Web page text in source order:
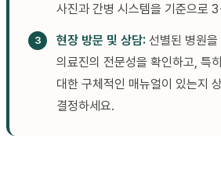
사진과 간병 시스템을 기준으로
현장 방문 및 상담: 선별된 병원을
의료진의 전문성을 확인하고, 특
대한 구체적인 매뉴얼이 있는지
결정하세요.